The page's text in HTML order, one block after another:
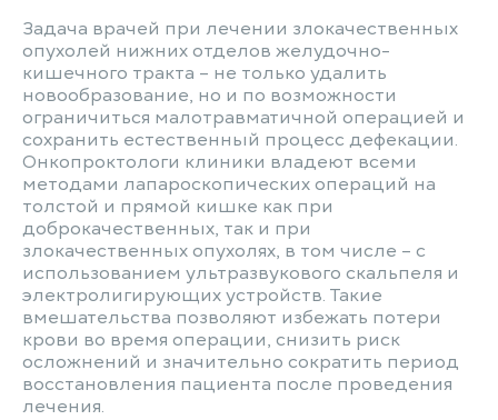
Задача врачей при лечении злокачественных
опухолей нижних отделов желудочно-
кишечного тракта – не только удалить
новообразование, но и по возможности
ограничиться малотравматичной операцией и
сохранить естественный процесс дефекации.
Онкопроктологи клиники владеют всеми
методами лапароскопических операций на
толстой и прямой кишке как при
доброкачественных, так и при
злокачественных опухолях, в том числе – с
использованием ультразвукового скальпеля и
электролигирующих устройств. Такие
вмешательства позволяют избежать потери
крови во время операции, снизить риск
осложнений и значительно сократить период
восстановления пациента после проведения
лечения.